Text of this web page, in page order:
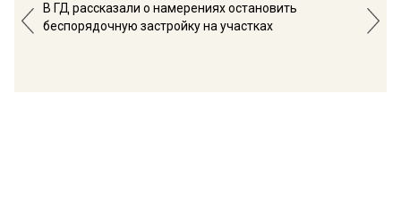
В ГД рассказали о намерениях остановить
беспорядочную застройку на участках